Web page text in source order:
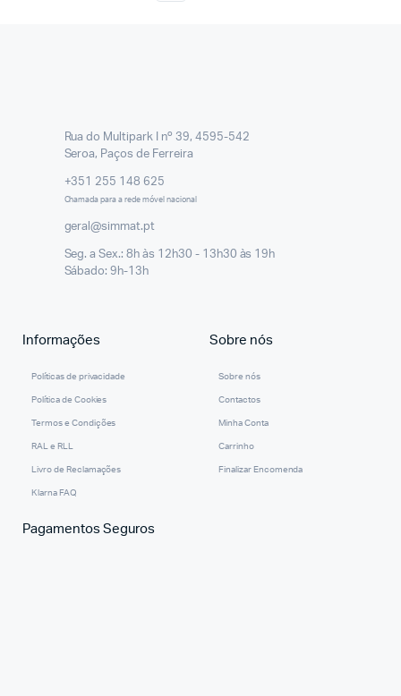
Rua do Multipark I nº 39, 4595-542
Seroa, Paços de Ferreira
+351 255 148 625
Chamada para a rede móvel nacional
geral@simmat.pt
Seg. a Sex.: 8h às 12h30 - 13h30 às 19h
Sábado: 9h-13h
Informações
Políticas de privacidade
Política de Cookies
Termos e Condições
RAL e RLL
Livro de Reclamações
Klarna FAQ
Sobre nós
Sobre nós
Contactos
Minha Conta
Carrinho
Finalizar Encomenda
Pagamentos Seguros